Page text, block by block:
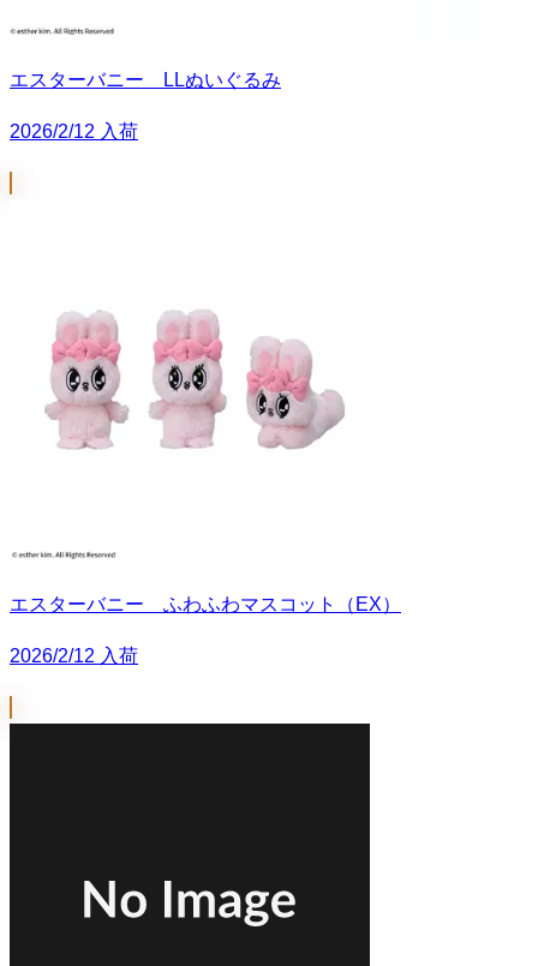
エスターバニー LLぬいぐるみ
2026/2/12 入荷
エスターバニー ふわふわマスコット（EX）
2026/2/12 入荷